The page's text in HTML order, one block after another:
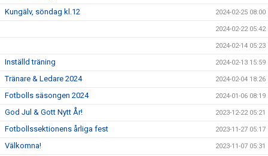
Kungälv, söndag kl.12 2024-02-25 08:00
2024-02-22 05:42
2024-02-14 05:23
Inställd träning 2024-02-13 15:59
Tränare & Ledare 2024 2024-02-04 18:26
Fotbolls säsongen 2024 2024-01-06 08:19
God Jul & Gott Nytt År! 2023-12-22 05:21
Fotbollssektionens årliga fest 2023-11-27 05:17
Välkomna! 2023-11-07 05:31